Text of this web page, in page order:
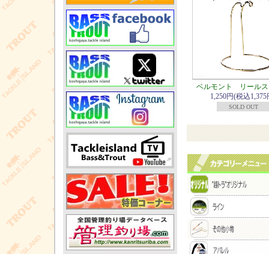
ベルモント リールス
1,250円(税込1,375
SOLD OUT